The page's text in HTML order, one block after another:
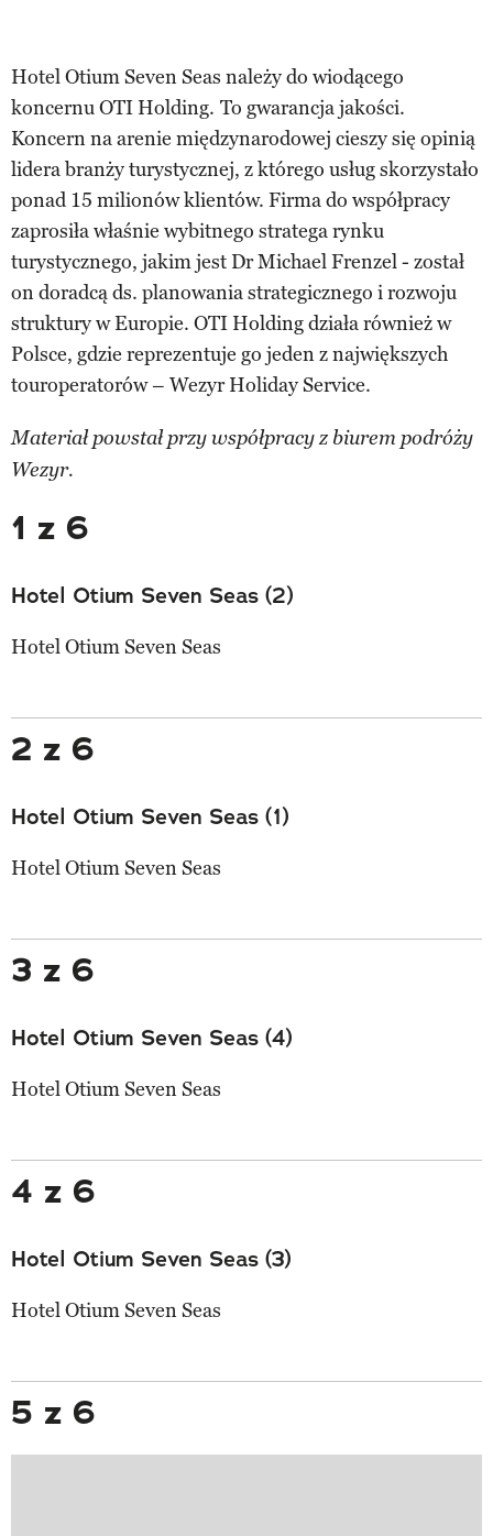
Hotel Otium Seven Seas należy do wiodącego
koncernu OTI Holding. To gwarancja jakości.
Koncern na arenie międzynarodowej cieszy się opinią
lidera branży turystycznej, z którego usług skorzystało
ponad 15 milionów klientów. Firma do współpracy
zaprosiła właśnie wybitnego stratega rynku
turystycznego, jakim jest Dr Michael Frenzel - został
on doradcą ds. planowania strategicznego i rozwoju
struktury w Europie. OTI Holding działa również w
Polsce, gdzie reprezentuje go jeden z największych
touroperatorów – Wezyr Holiday Service.
Materiał powstał przy współpracy z biurem podróży
Wezyr.
1 z 6
Hotel Otium Seven Seas (2)
Hotel Otium Seven Seas
2 z 6
Hotel Otium Seven Seas (1)
Hotel Otium Seven Seas
3 z 6
Hotel Otium Seven Seas (4)
Hotel Otium Seven Seas
4 z 6
Hotel Otium Seven Seas (3)
Hotel Otium Seven Seas
5 z 6